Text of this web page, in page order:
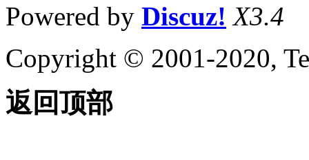
Powered by Discuz! X3.4
Copyright © 2001-2020,
返回顶部